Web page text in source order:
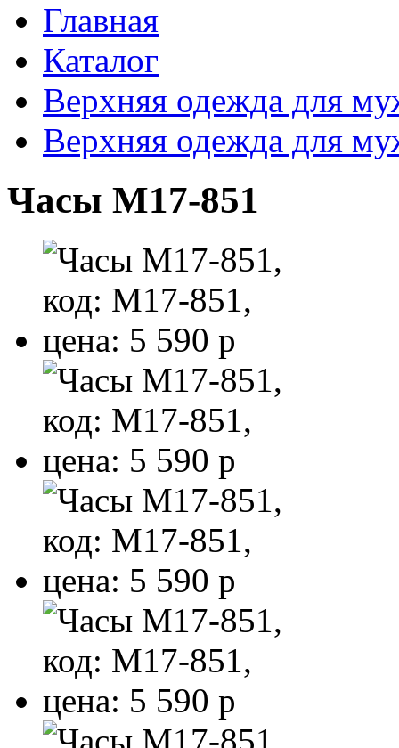
Главная
Каталог
Верхняя одежда для
Верхняя одежда для
Часы M17-851